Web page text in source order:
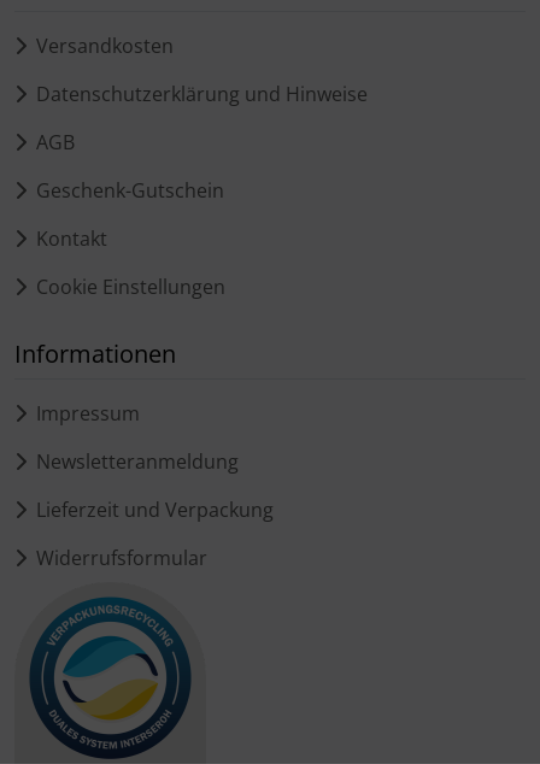
Versandkosten
Datenschutzerklärung und Hinweise
AGB
Geschenk-Gutschein
Kontakt
Cookie Einstellungen
Informationen
Impressum
Newsletteranmeldung
Lieferzeit und Verpackung
Widerrufsformular